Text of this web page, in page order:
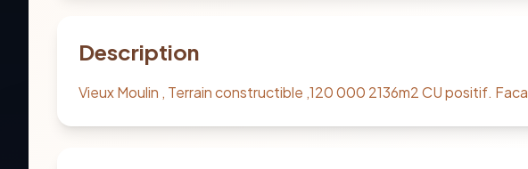
Description
Vieux Moulin , Terrain constructible ,120 000 2136m2 CU positif.